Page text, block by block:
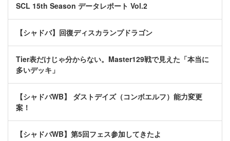
SCL 15th Season データレポート Vol.2
【シャドバ】回復ディスカランプドラゴン
Tier表だけじゃ分からない。Master129戦で見えた「本当に
多いデッキ」
【シャドバWB】 ダストデイズ（コンボエルフ）能力変更
案！
【シャドバWB】第5回フェス参加してきたよ